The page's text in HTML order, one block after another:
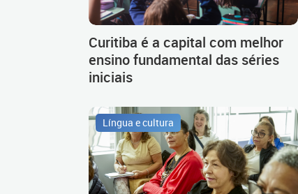
Curitiba é a capital com melhor
ensino fundamental das séries
iniciais
Língua e cultura